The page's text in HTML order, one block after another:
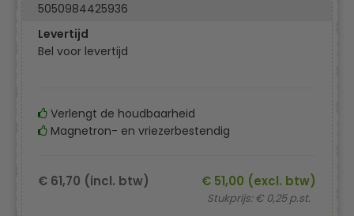
5050984425936
Levertijd
Bel voor levertijd
Verlengt de houdbaarheid
Magnetron- en vriezerbestendig
€ 51,00 (excl. btw)
Stukprijs: € 0,25 p.st.
€ 61,70 (incl. btw)